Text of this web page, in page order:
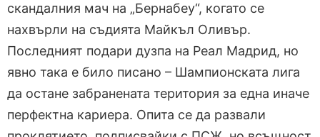
скандалния мач на „Бернабеу“, когато се
нахвърли на съдията Майкъл Оливър.
Последният подари дузпа на Реал Мадрид, но
явно така е било писано – Шампионската лига
да остане забранената територия за една иначе
перфектна кариера. Опита се да развали